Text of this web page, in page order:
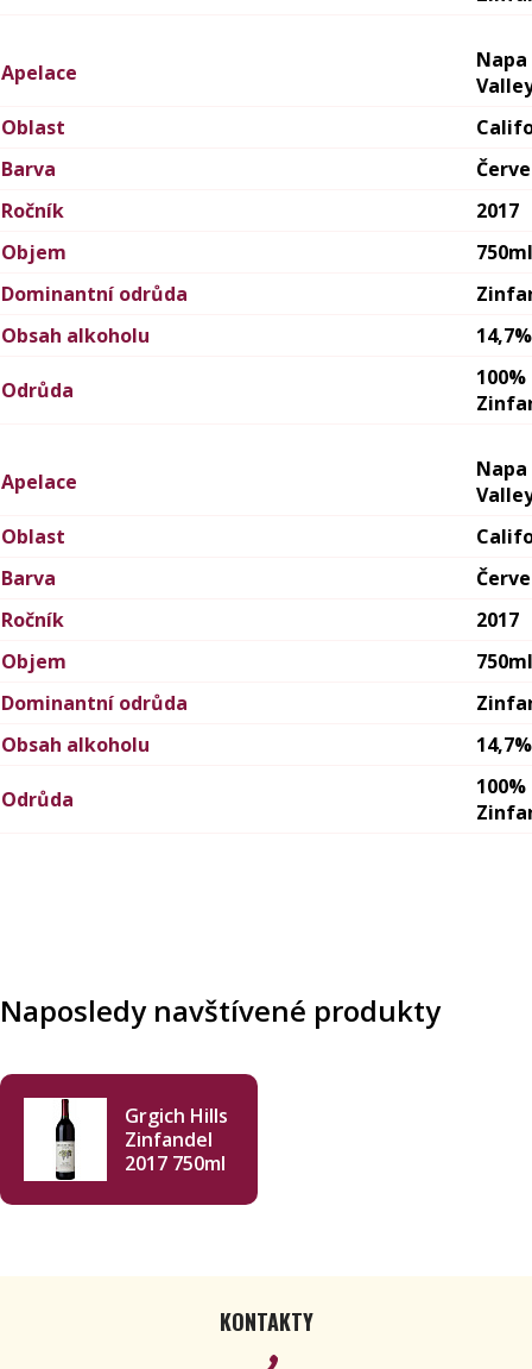
Apelace
Napa
Oblast
Barva
Ročník
2017
Objem
750ml
Dominantní odrůda
Obsah alkoholu
14,7%
Odrůda
100%
Apelace
Napa
Oblast
Barva
Ročník
2017
Objem
750ml
Dominantní odrůda
Obsah alkoholu
14,7%
Odrůda
100%
Naposledy navštívené produkty
Grgich Hills
Zinfandel
2017 750ml
KONTAKTY